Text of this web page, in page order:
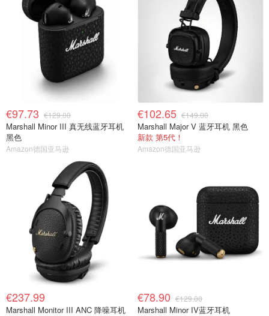
€97.73 €129.00
Marshall Minor III 真无线蓝牙耳机
黑色
Amazon德国亚马逊
€102.65 €149.00
Marshall Major V 蓝牙耳机 黑色
新款 第5代！
Amazon德国亚马逊
€237.99
Marshall Monitor III ANC 降噪耳机
€78.90 €129.00
Marshall Minor IV蓝牙耳机